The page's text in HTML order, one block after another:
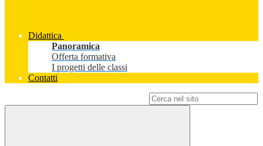
Didattica
Panoramica
Offerta formativa
I progetti delle classi
Contatti